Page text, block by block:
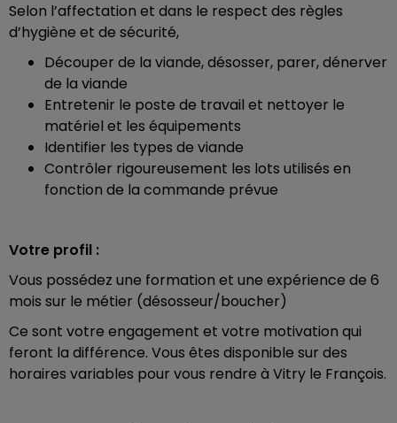
Selon l’affectation et dans le respect des règles
d’hygiène et de sécurité,
Découper de la viande, désosser, parer, dénerver
de la viande
Entretenir le poste de travail et nettoyer le
matériel et les équipements
Identifier les types de viande
Contrôler rigoureusement les lots utilisés en
fonction de la commande prévue
Votre profil :
Vous possédez une formation et une expérience de 6
mois sur le métier (désosseur/boucher)
Ce sont votre engagement et votre motivation qui
feront la différence. Vous êtes disponible sur des
horaires variables pour vous rendre à Vitry le François.